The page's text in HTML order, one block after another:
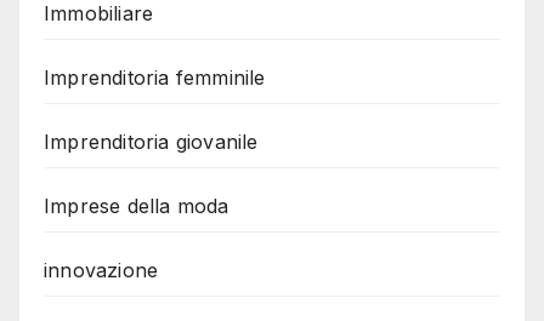
Immobiliare
Imprenditoria femminile
Imprenditoria giovanile
Imprese della moda
innovazione